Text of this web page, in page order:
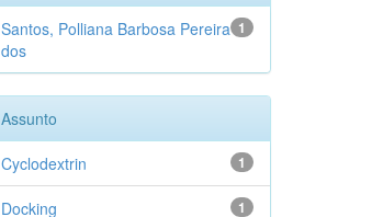
1
Santos, Polliana Barbosa Pereira
dos
Assunto
1
Cyclodextrin
1
Docking